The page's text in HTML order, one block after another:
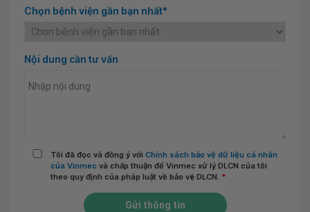
Chọn bệnh viện gần bạn nhất*
Nội dung cần tư vấn
Tôi đã đọc và đồng ý với Chính sách bảo vệ dữ liệu cá nhân
của Vinmec và chấp thuận để Vinmec xử lý DLCN của tôi
theo quy định của pháp luật về bảo vệ DLCN. *
Gửi thông tin